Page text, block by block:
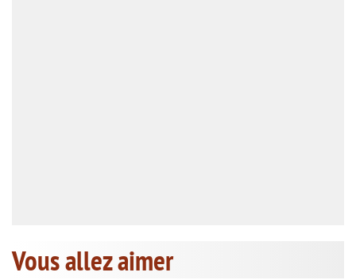
Vous allez aimer